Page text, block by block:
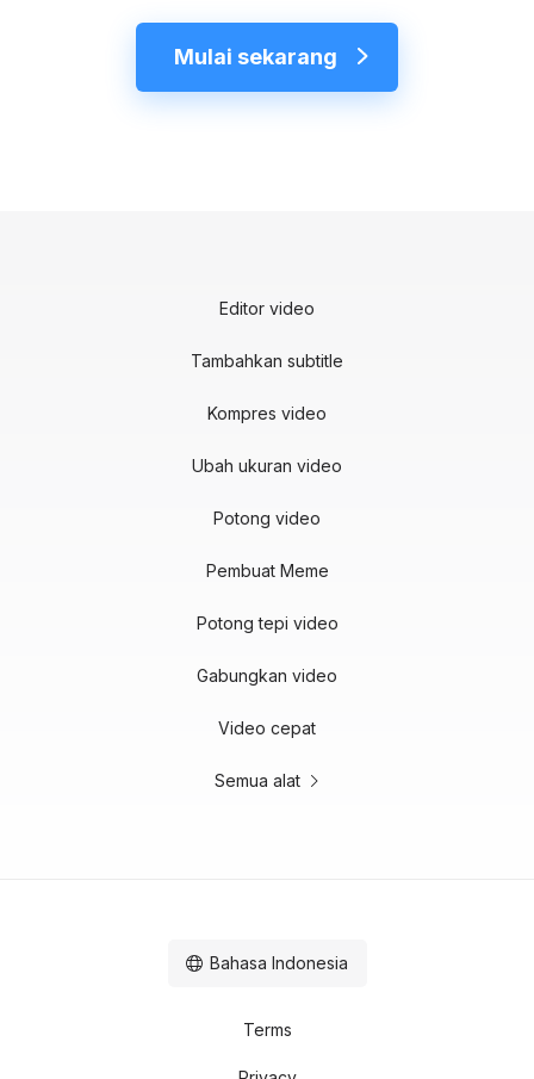
Mulai sekarang
Editor video
Tambahkan subtitle
Kompres video
Ubah ukuran video
Potong video
Pembuat Meme
Potong tepi video
Gabungkan video
Video cepat
Semua alat
Terms
Bahasa Indonesia